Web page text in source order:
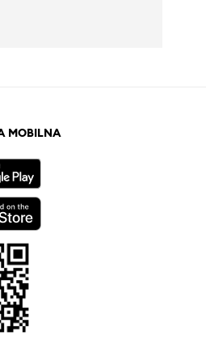
MOBILNA